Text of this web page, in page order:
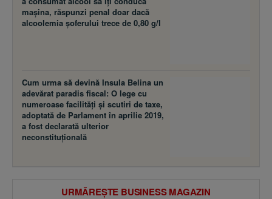
maşina, răspunzi penal doar dacă
alcoolemia şoferului trece de 0,80 g/l
Cum urma să devină Insula Belina un
adevărat paradis fiscal: O lege cu
numeroase facilităţi şi scutiri de taxe,
adoptată de Parlament în aprilie 2019,
a fost declarată ulterior
neconstituţională
URMĂREȘTE BUSINESS MAGAZIN